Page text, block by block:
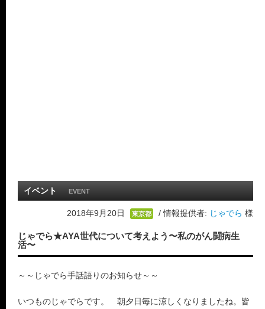
イベント EVENT
2018年9月20日 東京都 / 情報提供者: じゃでら 様
じゃでら★AYA世代について考えよう〜私のがん闘病生
活〜
～～じゃでら手話語りのお知らせ～～
いつものじゃでらです。 朝夕日毎に涼しくなりましたね。皆